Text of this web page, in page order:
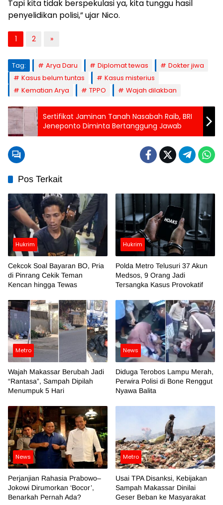
Tapi kita tidak berspekulasi ya, kita tunggu hasil
penyelidikan polisi,” ujar Nico.
1 2 »
Tag: Arya Daru Diplomat tewas
Dokter jiwa
Kasus belum tuntas
Kasus misterius
Kematian Arya
TPPO Wajah dilakban
Sertifikat Jaminan Tanah Nasabah Raib, BRI
Jeneponto Diminta Bertanggung Jawab
Pos Terkait
Hukrim
Cekcok Soal Bayaran BO, Pria
di Pinrang Cekik Teman
Kencan hingga Tewas
Hukrim
Polda Metro Telusuri 37 Akun
Medsos, 9 Orang Jadi
Tersangka Kasus Provokatif
Metro
Wajah Makassar Berubah Jadi
“Rantasa”, Sampah Dipilah
Menumpuk 5 Hari
News
Diduga Terobos Lampu Merah,
Perwira Polisi di Bone Renggut
Nyawa Balita
News
Perjanjian Rahasia Prabowo–
Jokowi Dirumorkan ‘Bocor’,
Benarkah Pernah Ada?
Metro
Usai TPA Disanksi, Kebijakan
Sampah Makassar Dinilai
Geser Beban ke Masyarakat